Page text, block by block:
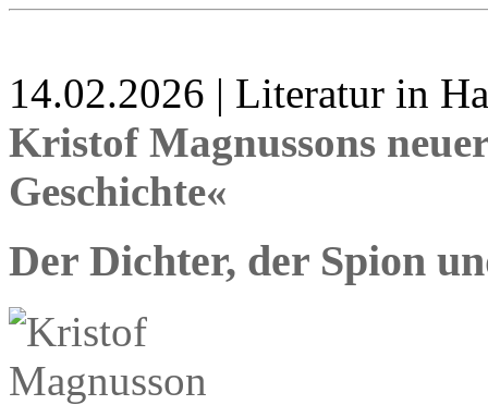
14.02.2026 | Literatur in
Kristof Magnussons
Geschichte«
Der Dichter, der Spion